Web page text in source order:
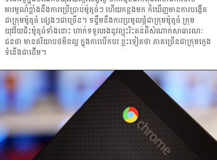
អារម្មណ៍​ខ្លាំង​នឹង​ការ​ប្រើ​ប្រាប់​​ម៉ូតូ​ធំៗ ហើយ​កន្លង​មក ​ក៏​ឃើញ​មាន​ការ​បង្កើត​
ជា​ក្រុម​ម៉ូតូ​ធំ ផ្សេងៗ​ជា​ច្រើន​។ ទន្ទឹម​នឹង​ការ​​​ប្រមូល​ផ្ដុំ​ជា​ក្រុម​ម៉ូតូ​ធំ​ ​ក្រុម​
យុវវ័យ​​​ជិះ​ម៉ូតូ​ធំ​ទាំង​នោះ​​ ហាក់​​​ទទួល​រង​នូវ​ព្យុះ​រិះគន់​ពី​សំណាក់​​សាធារណៈ​
ជន​ថា​ ​​មាន​ឥរិយា​បថ​មិន​ល្អ​ ​ក្នុង​ការ​​បើក​បរ ខ្លះ​ទៀត​ថា​ ភាគ​ច្រើន​ជា​ក្រុម​ក្មេង​
ទំនើង​​​ជា​ដើម​។